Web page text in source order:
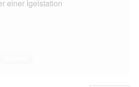
einer Igelstation